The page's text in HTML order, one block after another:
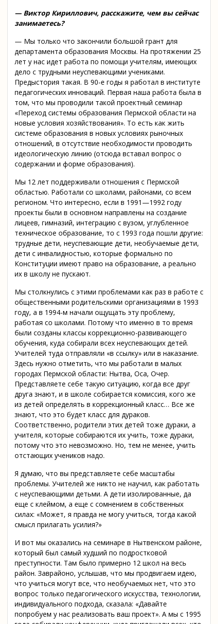
— Виктор Кириллович, расскажите, чем вы сейчас
занимаетесь?
— Мы только что закончили большой грант для
департамента образования Москвы. На протяжении 25
лет у нас идет работа по помощи учителям, имеющих
дело с трудными неуспевающими учениками.
Предыстория такая. В 90-е годы я работал в институте
педагогических инноваций. Первая наша работа была в
том, что мы проводили такой проектный семинар
«Переход системы образования Пермской области на
новые условия хозяйствования». То есть как жить
системе образования в новых условиях рыночных
отношений, в отсутствие необходимости проводить
идеологическую линию (отсюда вставал вопрос о
содержании и форме образования).
Мы 12 лет поддерживали отношения с Пермской
областью. Работали со школами, районами, со всем
регионом. Что интересно, если в 1991—1992 году
проекты были в основном направлены на создание
лицеев, гимназий, интеграцию с вузом, углубленное
техническое образование, то с 1993 года пошли другие:
трудные дети, неуспевающие дети, необучаемые дети,
дети с инвалидностью, которые формально по
Конституции имеют право на образование, а реально
их в школу не пускают.
Мы столкнулись с этими проблемами как раз в работе с
общественными родительскими организациями в 1993
году, а в 1994-м начали ощущать эту проблему,
работая со школами. Потому что именно в то время
были созданы классы коррекционно-развивающего
обучения, куда собирали всех неуспевающих детей.
Учителей туда отправляли «в ссылку» или в наказание.
Здесь нужно отметить, что мы работали в малых
городах Пермской области: Нытва, Оса, Очер.
Представляете себе такую ситуацию, когда все друг
друга знают, и в школе собирается комиссия, кого же
из детей определять в коррекционный класс… Все же
знают, что это будет класс для дураков.
Соответственно, родители этих детей тоже дураки, а
учителя, которые собираются их учить, тоже дураки,
потому что это невозможно. Но, тем не менее, учить
отстающих учеников надо.
Я думаю, что вы представляете себе масштабы
проблемы. Учителей же никто не научил, как работать
с неуспевающими детьми. А дети изолированные, да
еще с клеймом, а еще с сомнением в собственных
силах: «Может, я правда не могу учиться, тогда какой
смысл прилагать усилия?»
И вот мы оказались на семинаре в Нытвенском районе,
который был самый худший по подростковой
преступности. Там было примерно 12 школ на весь
район. Заврайоно, услышав, что мы продвигаем идею,
что учиться могут все, что необучаемых нет, что это
вопрос только педагогического искусства, технологии,
индивидуального подхода, сказала: «Давайте
попробуем у нас реализовать ваш проект». А мы с 1995